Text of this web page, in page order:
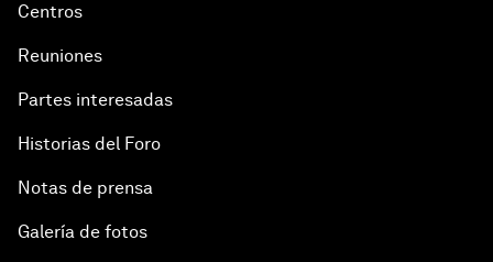
Centros
Reuniones
Partes interesadas
Historias del Foro
Notas de prensa
Galería de fotos